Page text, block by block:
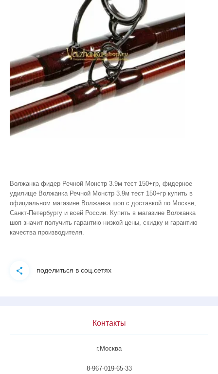
Волжанка фидер Речной Монстр 3.9м тест 150+гр, фидерное
удилище Волжанка Речной Монстр 3.9м тест 150+гр купить в
официальном магазине Волжанка шоп с доставкой по Москве,
Санкт-Петербургу и всей России. Купить в магазине Волжанка
шоп значит получить гарантию низкой цены, скидку и гарантию
качества производителя.
поделиться в соц.сетях
Контакты
г.Москва
8-967-019-65-33